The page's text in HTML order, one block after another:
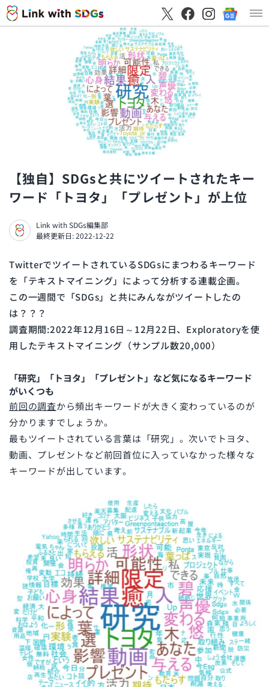
【独自】SDGsと共にツイートされたキー
ワード「トヨタ」「プレゼント」が上位
Link with SDGs編集部
最終更新日: 2022-12-22
TwitterでツイートされているSDGsにまつわるキーワード
を「テキストマイニング」によって分析する連載企画。
この一週間で「SDGs」と共にみんながツイートしたの
は？？？
調査期間:2022年12月16日～12月22日、Exploratoryを使
用したテキストマイニング（サンプル数20,000）
「研究」「トヨタ」「プレゼント」など気になるキーワード
がいくつも
前回の調査から頻出キーワードが大きく変わっているのが
分かりますでしょうか。
最もツイートされている言葉は「研究」。次いでトヨタ、
動画、プレゼントなど前回首位に入っていなかった様々な
キーワードが出しています。